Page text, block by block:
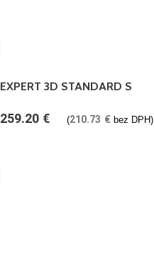
EXPERT 3D STANDARD S
259.20 € (210.73 € bez DPH)